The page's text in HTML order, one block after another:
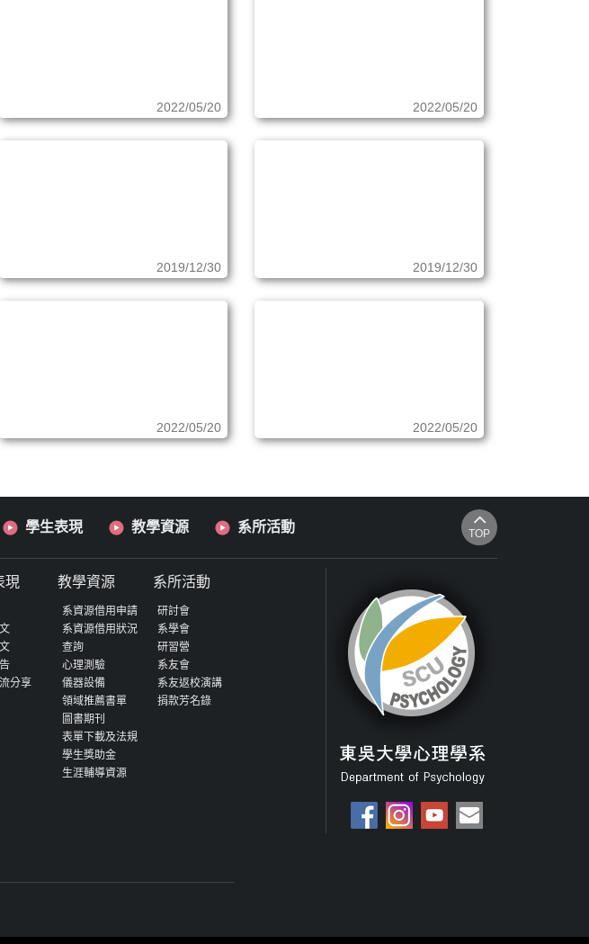
2022/05/20 2022/05/20
2019/12/30 2019/12/30
2022/05/20 2022/05/20
學生表現 教學資源 系所活動 TOP
現
分享
教學資源
系資源借用申請
系資源借用狀況
查詢
心理測驗
儀器設備
領域推薦書單
圖書期刊
表單下載及法規
學生獎助金
生涯輔導資源
系所活動
研討會
系學會
研習營
系友會
系友返校演講
捐款芳名錄